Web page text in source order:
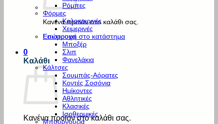
Κανένα προϊόν στο καλάθι σας.
Επιστροφή στο κατάστημα
0
Καλάθι
Κανένα προϊόν στο καλάθι σας.
Ρόμπες
Φόρμες
Καλοκαιρινές
Χειμερινές
Εσώρουχα
Μποξέρ
Σλιπ
Φανελάκια
Κάλτσες
Σουμπάς-Αόρατες
Κοντές Σοσόνια
Ημίκοντες
Αθλητικές
Κλασικές
Ισοθερμικές
Μπουρνούζια